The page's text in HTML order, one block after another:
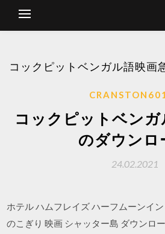
コックピットベンガル語映画
コックピットベン
のダウンロ
24.02.2021
ホテル ハムフレイズ ハーフムーンイ
のこぎり 映画 シャッター島 ダウンロ